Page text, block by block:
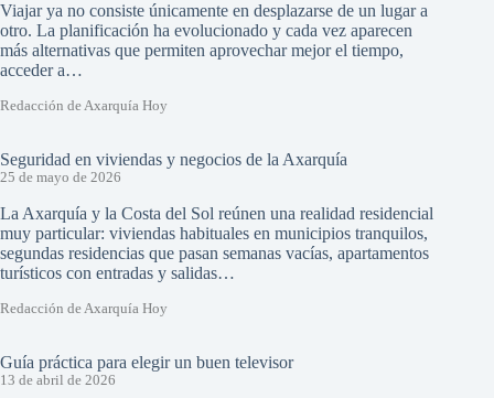
Viajar ya no consiste únicamente en desplazarse de un lugar a
otro. La planificación ha evolucionado y cada vez aparecen
más alternativas que permiten aprovechar mejor el tiempo,
acceder a…
Redacción de Axarquía Hoy
Seguridad en viviendas y negocios de la Axarquía
25 de mayo de 2026
La Axarquía y la Costa del Sol reúnen una realidad residencial
muy particular: viviendas habituales en municipios tranquilos,
segundas residencias que pasan semanas vacías, apartamentos
turísticos con entradas y salidas…
Redacción de Axarquía Hoy
Guía práctica para elegir un buen televisor
13 de abril de 2026